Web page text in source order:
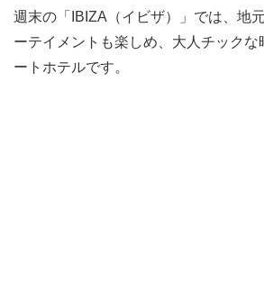
週末の「IBIZA（イビザ）」では、地
ーテイメントも楽しめ、大人チック
ートホテルです。